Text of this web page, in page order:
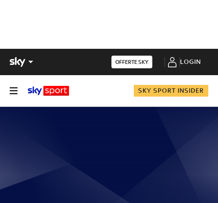
OFFERTE SKY LOGIN
SKY SPORT INSIDER